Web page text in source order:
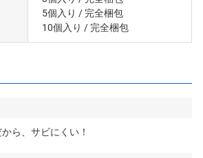
5個入り / 完全梱包
10個入り / 完全梱包
ら、サビにくい！